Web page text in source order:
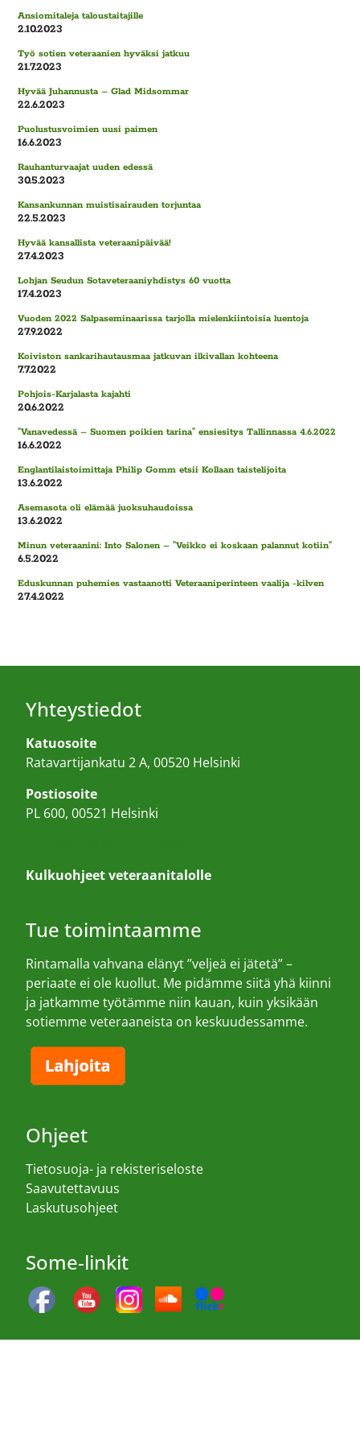
Ansiomitaleja taloustaitajille
2.10.2023
Työ sotien veteraanien hyväksi jatkuu
21.7.2023
Hyvää Juhannusta – Glad Midsommar
22.6.2023
Puolustusvoimien uusi paimen
16.6.2023
Rauhanturvaajat uuden edessä
30.5.2023
Kansankunnan muistisairauden torjuntaa
22.5.2023
Hyvää kansallista veteraanipäivää!
27.4.2023
Lohjan Seudun Sotaveteraaniyhdistys 60 vuotta
17.4.2023
Vuoden 2022 Salpaseminaarissa tarjolla mielenkiintoisia luentoja
27.9.2022
Koiviston sankarihautausmaa jatkuvan ilkivallan kohteena
7.7.2022
Pohjois-Karjalasta kajahti
20.6.2022
”Vanavedessä – Suomen poikien tarina” ensiesitys Tallinnassa 4.6.2022
16.6.2022
Englantilaistoimittaja Philip Gomm etsii Kollaan taistelijoita
13.6.2022
Asemasota oli elämää juoksuhaudoissa
13.6.2022
Minun veteraanini: Into Salonen – ”Veikko ei koskaan palannut kotiin”
6.5.2022
Eduskunnan puhemies vastaanotti Veteraaniperinteen vaalija -kilven
27.4.2022
Yhteystiedot
Katuosoite
Ratavartijankatu 2 A, 00520 Helsinki
Postiosoite
PL 600, 00521 Helsinki
Kulkuohjeet veteraanitalolle
Tue toimintaamme
Rintamalla vahvana elänyt ”veljeä ei jätetä” –
periaate ei ole kuollut. Me pidämme siitä yhä kiinni
ja jatkamme työtämme niin kauan, kuin yksikään
sotiemme veteraaneista on keskuudessamme.
Ohjeet
Tietosuoja- ja rekisteriseloste
Saavutettavuus
Laskutusohjeet
Some-linkit